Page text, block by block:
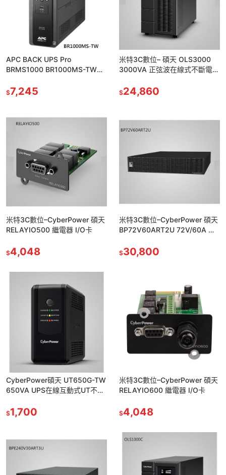
APC BACK UPS Pro
BRMS1000 BR1000MS-TW
$7,245
米特3C數位– 碩天 OLS3000
3000VA 正弦波在線式不斷電系
$24,860
米特3C數位–Cyber​​Power 碩天
RELAYIO500 繼電器 I/O卡
$4,048
米特3C數位–CyberPower 碩天
BP72V60ART2U 72V/60A 擴
$30,800
CyberPower碩天 UT650G-TW
650VA UPS在線互動式UT不斷
$1,700
米特3C數位–Cyber​​Power 碩天
RELAYIO600 繼電器 I/O卡
$4,048